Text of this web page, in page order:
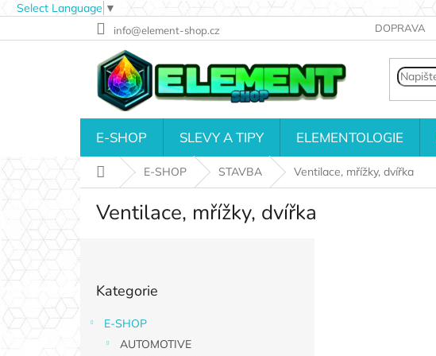
Select Language ▼
na
info@element-shop.cz DOPRAVA
E-SHOP SLEVY A TIPY ELEMENTOLOGIE
Domů E-SHOP STAVBA Ventilace, mřížky, dvířka
Ventilace, mřížky, dvířka
P
o
n
kategorie
Kategorie
E-SHOP
AUTOMOTIVE